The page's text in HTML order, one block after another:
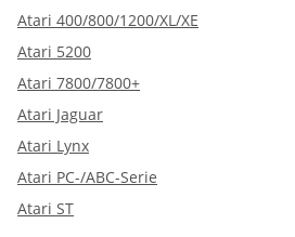
Atari 400/800/1200/XL/XE
Atari 5200
Atari 7800/7800+
Atari Jaguar
Atari Lynx
Atari PC-/ABC-Serie
Atari ST